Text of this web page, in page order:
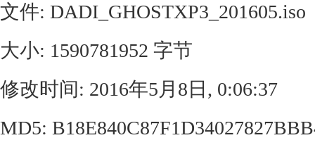
文件: DADI_GHOSTXP3_201605.iso
大小: 1590781952 字节
修改时间: 2016年5月8日, 0:06:37
MD5: